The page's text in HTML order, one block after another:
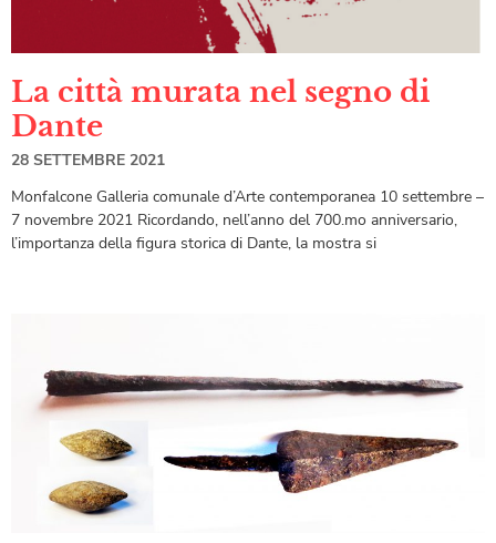
La città murata nel segno di
Dante
28 SETTEMBRE 2021
Monfalcone Galleria comunale d’Arte contemporanea 10 settembre –
7 novembre 2021 Ricordando, nell’anno del 700.mo anniversario,
l’importanza della figura storica di Dante, la mostra si